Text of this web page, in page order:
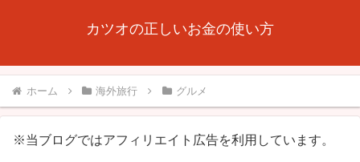
カツオの正しいお金の使い方
ホーム 海外旅行 グルメ
※当ブログではアフィリエイト広告を利用しています。